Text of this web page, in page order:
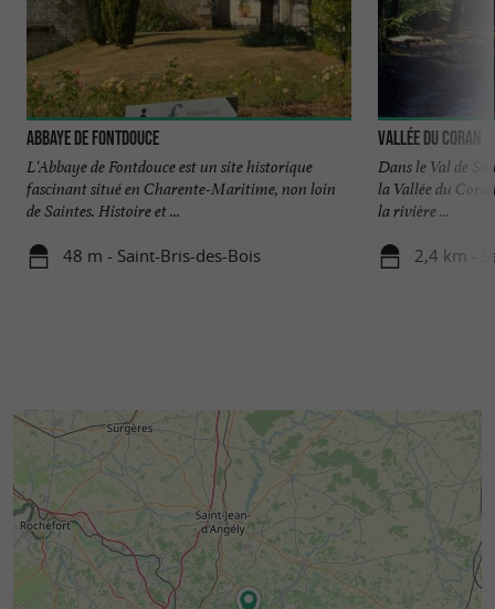
Abbaye de Fontdouce
L'Abbaye de Fontdouce est un site historique
fascinant situé en Charente-Maritime, non loin
de Saintes. Histoire et ...
48 m - Saint-Bris-des-Bois
Vallée du Coran
Dans le Val de
la Vallée du
la rivière ...
2,4 km -